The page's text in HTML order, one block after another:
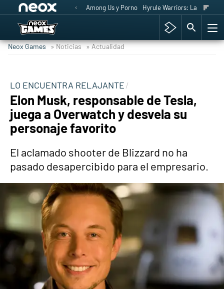
Among Us y Porno Hyrule Warriors: La Era del
Neox Games » Noticias » Actualidad
LO ENCUENTRA RELAJANTE
Elon Musk, responsable de Tesla,
juega a Overwatch y desvela su
personaje favorito
El aclamado shooter de Blizzard no ha
pasado desapercibido para el empresario.